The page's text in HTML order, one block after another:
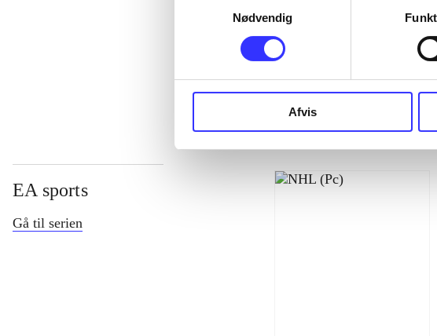
Nødvendig
Afvis
...
EA sports
Gå til serien